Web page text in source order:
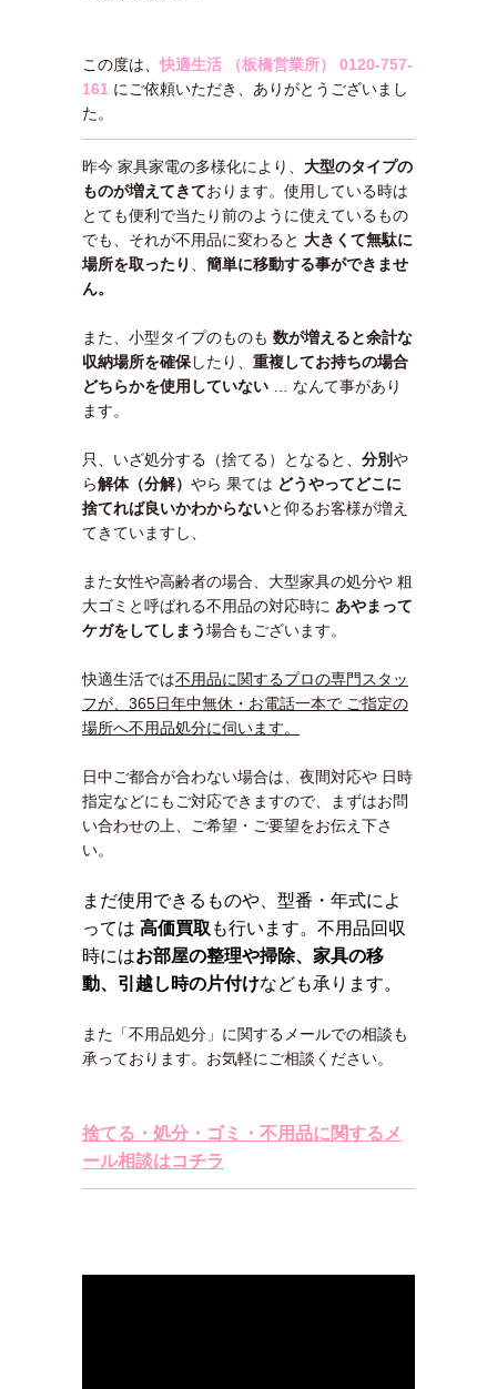
この度は、快適生活 （板橋営業所）
0120-757-
161 にご依頼いただき、ありがとうございまし
た。
昨今 家具家電の多様化により、 大型のタイプの
ものが増えてきております。使用している時は
とても便利で当たり前のように使えているもの
でも、それが不用品に変わると 大きくて無駄に
場所を取ったり
簡単に移動する事ができませ
ん。
また、小型タイプのものも 数が増えると余計な
収納場所を確保したり、 重複してお持ちの場合
どちらかを使用していない … なんて事があり
ます。
只、いざ処分する（捨てる）となると、 分別や
ら解体（分解） やら 果ては どうやってどこに
捨てれば良いかわからないと仰るお客様が増え
てきていますし、
また女性や高齢者の場合、大型家具の処分や 粗
大ゴミと呼ばれる不用品の対応時に あやまって
ケガをしてしまう場合もございます。
快適生活では不用品に関するプロの専門スタッ
フが、365日年中無休・お電話一本で ご指定の
場所へ不用品処分に伺います。
日中ご都合が合わない場合は、夜間対応や 日時
指定などにもご対応できますので、まずはお問
い合わせの上、ご希望・ご要望をお伝え下さ
い。
まだ使用できるものや、型番・年式によ
っては 高価買取 も行います。不用品回収
時にはお部屋の整理や掃除、家具の移
動、引越し時の片付けなども承ります。
また「不用品処分」に関するメールでの相談も
承っております。お気軽にご相談ください。
捨てる・処分・ゴミ・不用品に関するメ
ール相談はコチラ